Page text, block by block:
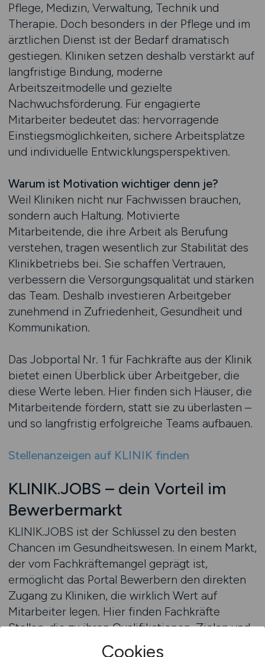
Pflege, Medizin, Verwaltung, Technik und
Therapie. Doch besonders in der Pflege und im
ärztlichen Dienst ist der Bedarf dramatisch
gestiegen. Kliniken setzen deshalb verstärkt auf
langfristige Bindung, moderne
Arbeitszeitmodelle und gezielte
Nachwuchsförderung. Für engagierte
Mitarbeiter bedeutet das: hervorragende
Einstiegsmöglichkeiten, sichere Arbeitsplätze
und individuelle Entwicklungsperspektiven.
Warum ist Motivation wichtiger denn je?
Weil Kliniken nicht nur Fachwissen brauchen,
sondern auch Haltung. Motivierte
Mitarbeitende, die ihre Arbeit als Berufung
verstehen, tragen wesentlich zur Stabilität des
Klinikbetriebs bei. Sie schaffen Vertrauen,
verbessern die Versorgungsqualität und stärken
das Team. Deshalb investieren Arbeitgeber
zunehmend in Zufriedenheit, Gesundheit und
Kommunikation.
Das Jobportal Nr. 1 für Fachkräfte aus der Klinik
bietet einen Überblick über Arbeitgeber, die
diese Werte leben. Hier finden sich Häuser, die
Mitarbeitende fördern, statt sie zu überlasten –
und so langfristig erfolgreiche Teams aufbauen.
Stellenanzeigen auf KLINIK finden
KLINIK.JOBS – dein Vorteil im
Bewerbermarkt
KLINIK.JOBS ist der Schlüssel zu den besten
Chancen im Gesundheitswesen. In einem Markt,
der vom Fachkräftemangel geprägt ist,
ermöglicht das Portal Bewerbern den direkten
Zugang zu Kliniken, die wirklich Wert auf
Mitarbeiter legen. Hier finden Fachkräfte
Stellen, die zu ihren Qualifikationen, Zielen und
Lebensumständen passen – übersichtlich,
Cookies